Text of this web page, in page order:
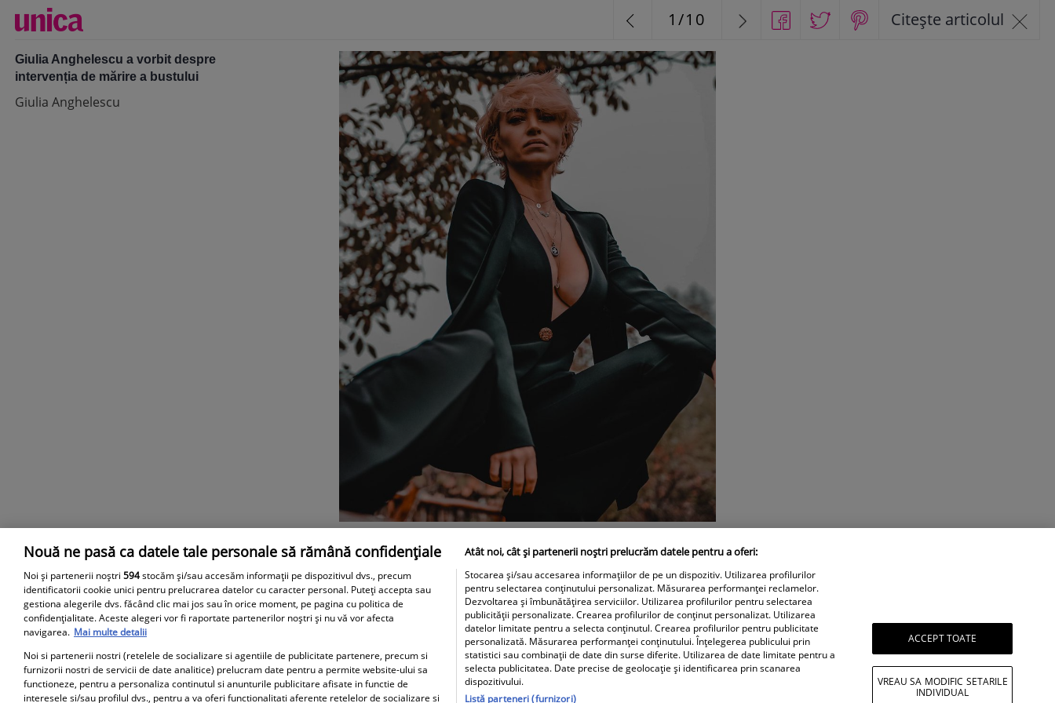
Giulia Anghelescu a vorbit despre
intervenția de mărire a bustului
Giulia Anghelescu
Citește articolul
1 /10
Parteneri
Nouă ne pasă ca datele tale personale să rămână confidențiale
Noi și partenerii noștri 594stocăm și/sau accesăm informații pe dispozitivul dvs., precum
identificatorii cookie unici pentru prelucrarea datelor cu caracter personal. Puteți accepta sau
gestiona alegerile dvs. făcând clic mai jos sau în orice moment, pe pagina cu politica de
confidențialitate. Aceste alegeri vor fi raportate partenerilor noștri și nu vă vor afecta
navigarea. Mai multe detalii
Noi si partenerii nostri (retelele de socializare si agentiile de publicitate partenere, precum si
furnizorii nostri de servicii de date analitice) prelucram date pentru a permite website-ului sa
functioneze, pentru a personaliza continutul si anunturile publicitare afisate in functie de
interesele si/sau profilul dvs., pentru a va oferi functionalitati aferente retelelor de socializare si
Atât noi, cât și partenerii noștri prelucrăm datele pentru a oferi:
Stocarea și/sau accesarea informațiilor de pe un dispozitiv. Utilizarea profilurilor
pentru selectarea conținutului personalizat. Măsurarea performanței reclamelor.
Dezvoltarea și îmbunătățirea serviciilor. Utilizarea profilurilor pentru selectarea
publicității personalizate. Crearea profilurilor de conținut personalizat. Utilizarea
datelor limitate pentru a selecta conținutul. Crearea profilurilor pentru publicitate
personalizată. Măsurarea performanței conținutului. Înțelegerea publicului prin
statistici sau combinații de date din surse diferite. Utilizarea de date limitate pentru a
selecta publicitatea. Date precise de geolocație și identificarea prin scanarea
dispozitivului.
Listă parteneri (furnizori)
ACCEPT TOATE
VREAU SA MODIFIC SETARILE
INDIVIDUAL